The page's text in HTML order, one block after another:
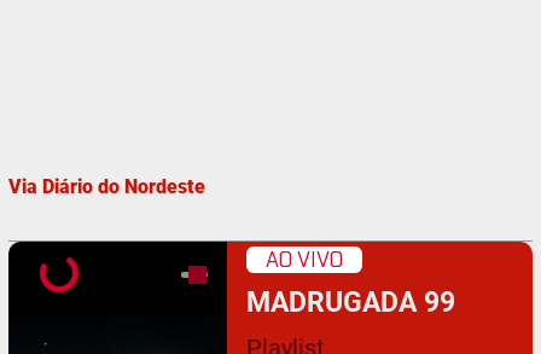
Via Diário do Nordeste
AO VIVO
MADRUGADA 99
Playlist